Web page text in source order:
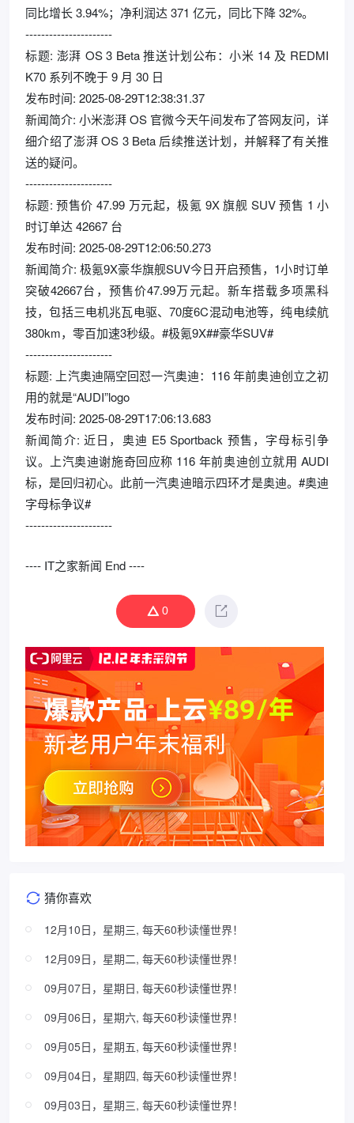
同比增长 3.94%；净利润达 371 亿元，同比下降 32%。
----------------------
标题: 澎湃 OS 3 Beta 推送计划公布：小米 14 及 REDMI
K70 系列不晚于 9 月 30 日
发布时间: 2025-08-29T12:38:31.37
新闻简介: 小米澎湃 OS 官微今天午间发布了答网友问，详
细介绍了澎湃 OS 3 Beta 后续推送计划，并解释了有关推
送的疑问。
----------------------
标题: 预售价 47.99 万元起，极氪 9X 旗舰 SUV 预售 1 小
时订单达 42667 台
发布时间: 2025-08-29T12:06:50.273
新闻简介: 极氪9X豪华旗舰SUV今日开启预售，1小时订单
突破42667台，预售价47.99万元起。新车搭载多项黑科
技，包括三电机兆瓦电驱、70度6C混动电池等，纯电续航
380km，零百加速3秒级。#极氪9X##豪华SUV#
----------------------
标题: 上汽奥迪隔空回怼一汽奥迪：116 年前奥迪创立之初
用的就是“AUDI”logo
发布时间: 2025-08-29T17:06:13.683
新闻简介: 近日，奥迪 E5 Sportback 预售，字母标引争
议。上汽奥迪谢施奇回应称 116 年前奥迪创立就用 AUDI
标，是回归初心。此前一汽奥迪暗示四环才是奥迪。#奥迪
字母标争议#
----------------------
---- IT之家新闻 End ----
0
猜你喜欢
12月10日，星期三, 每天60秒读懂世界！
12月09日，星期二, 每天60秒读懂世界！
09月07日，星期日, 每天60秒读懂世界！
09月06日，星期六, 每天60秒读懂世界！
09月05日，星期五, 每天60秒读懂世界！
09月04日，星期四, 每天60秒读懂世界！
09月03日，星期三, 每天60秒读懂世界！